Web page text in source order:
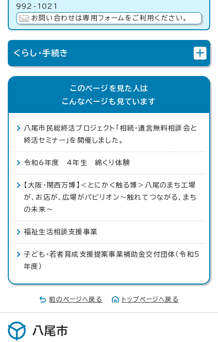
992-1021
お問い合わせは専用フォームをご利用ください。
くらし・手続き
このページを見た人は
こんなページも見ています
八尾市民総終活プロジェクト「相続・遺言無料相談会と
終活セミナー」を開催しました。
令和6年度 4年生 綿くり体験
【大阪・関西万博】＜とにかく触る博＞八尾のまち工場
が、お店が、広場がパビリオン～触れてつながる、まち
の未来〜
福祉生活相談支援事業
子ども・若者育成支援提案事業補助金交付団体（令和5
年度）
前のページへ戻る トップページへ戻る
八尾市